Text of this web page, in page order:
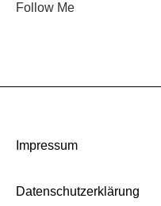
Follow Me
Impressum
Datenschutzerklärung